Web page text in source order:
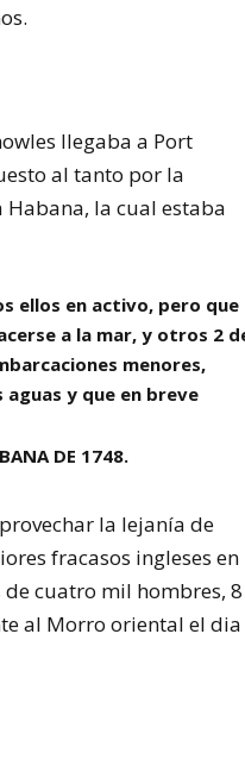
llegaba a Port
al tanto por la
la cual estaba
ellos en activo, pero que
a la mar, y otros 2
menores,
y que en breve
DE 1748.
la lejanía de
fracasos ingleses en
cuatro mil hombres, 8
al Morro oriental el dia